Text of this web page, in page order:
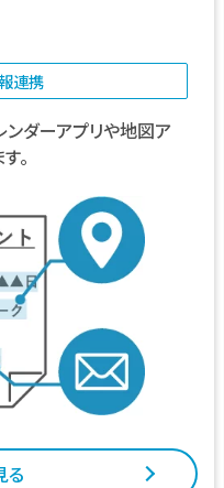
連携
ダーアプリや地図ア
。
る